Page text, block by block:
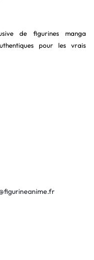
de figurines manga
pour les vrais